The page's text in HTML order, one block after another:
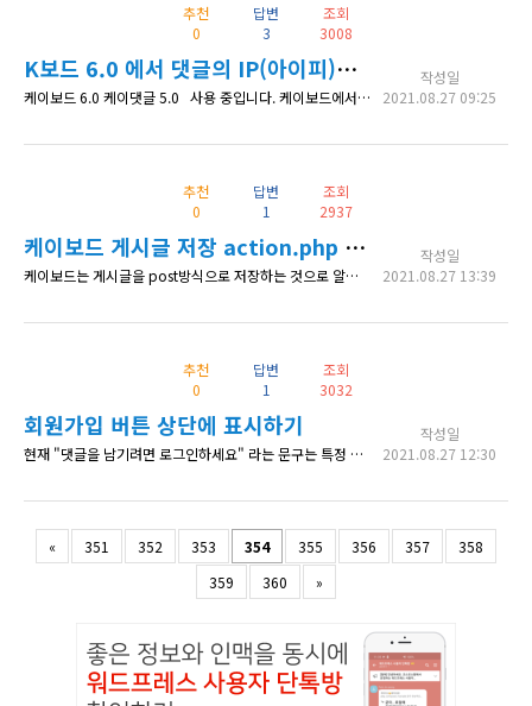
추천
0
답변
3
조회
3008
K보드 6.0 에서 댓글의 IP(아이피)를 표시하는 법?
케이보드 6.0 케이댓글 5.0 사용 중입니다. 케이보드에서는 입력폼 쪽에서 IP를 간단히 설정할 수 있던데, 댓글은 방법이 없는 것 같네요. 다른 스레드를 참조해서 수정해보려고 했으나, 버전이 맞질 않아서 구문이 완전 다릅니다. 어떻게하면 댓글 작성자의 IP도 볼 수 있을까요? 잘 부탁드리겠습니다.
작성일
2021.08.27 09:25
추천
0
답변
1
조회
2937
케이보드 게시글 저장 action.php 파일 위치는?
케이보드는 게시글을 post방식으로 저장하는 것으로 알고 있습니다. 일반적인 post방식에는 아래와 같은 aciton.php 파일이 존재하는데 <form method="post" action="form-action.php"> 케이보드는 어떤 프로세스 파일에 저장 관련 프로세스가 있나요? 타 사이트에서 데이터를 전송하려는데, 어떤 구조인지 설명 부탁드립니다. kboard / 하위 폴더에 실제 구조에 맞
작성일
2021.08.27 13:39
추천
0
답변
1
조회
3032
회원가입 버튼 상단에 표시하기
현재 "댓글을 남기려면 로그인하세요" 라는 문구는 특정 글을 클릭한 후, 하단에 표시되고 있습니다. 이를, 게시판 상단에 "회원가입" 버튼으로 구현하려는데요, kboard 소스를 제가 수정할 수 있나요? 아니면, 이런 기능이 따로 설정할 수 있는건가요? 사용자가 회원가입을 찾기 어렵다고해서, 쉬운 방법을 찾는중이거든요. 그룹톡방을 통해서 질문남기라길래, 그룹톡방으로 가려햇더니, 참여코드로 잠겨 있습니다
작성일
2021.08.27 12:30
« 351 352 353 354 355 356 357
358
359
360 »